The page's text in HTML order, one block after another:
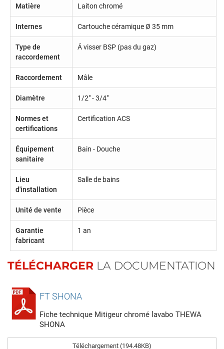
Matière Laiton chromé
Internes Cartouche céramique Ø 35 mm
Type de
raccordement
Á visser BSP (pas du gaz)
Raccordement Mâle
Diamètre 1/2" - 3/4"
Normes et
certifications
Certification ACS
Équipement
sanitaire
Bain - Douche
Lieu
d'installation
Salle de bains
Unité de vente Pièce
Garantie
fabricant
1 an
TÉLÉCHARGER LA DOCUMENTATION
FT SHONA
Fiche technique Mitigeur chromé lavabo THEWA
SHONA
Téléchargement (194.48KB)